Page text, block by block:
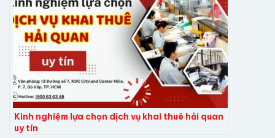
Kinh nghiệm lựa chọn dịch vụ khai thuê hải quan
uy tín